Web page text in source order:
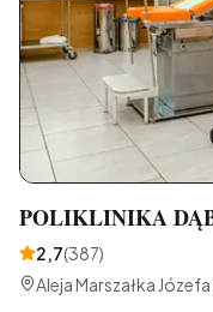
POLIKLINIKA
2,7(387)
Aleja Marszałka